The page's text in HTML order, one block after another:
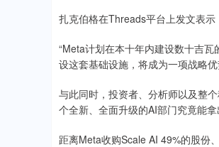
扎克伯格在Threads平台上发文表示
“Meta计划在本十年内建设数十吉
设这套基础设施，将成为一项战略优
与此同时，投资者、分析师以及整
个全新、全面升级的AI部门究竟能拿
距离Meta收购Scale AI 49%的股份